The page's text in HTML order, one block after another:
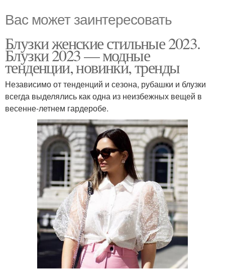
Вас может заинтересовать
Блузки женские стильные 2023.
Блузки 2023 — модные
тенденции, новинки, тренды
Независимо от тенденций и сезона, рубашки и блузки
всегда выделялись как одна из неизбежных вещей в
весенне-летнем гардеробе.